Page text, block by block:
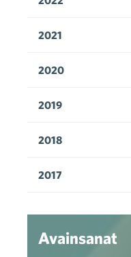
2021
2020
2019
2018
2017
Avainsanat